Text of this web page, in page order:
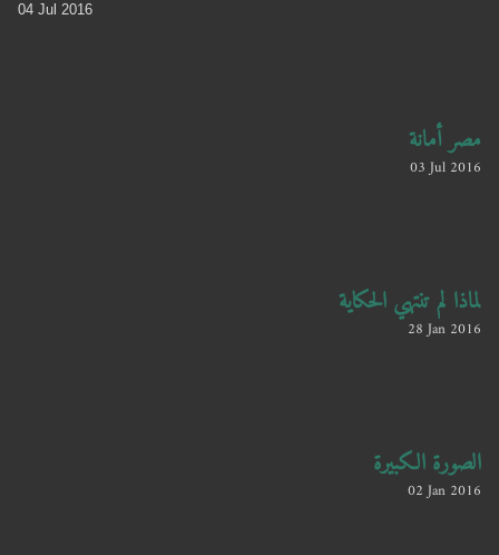
04 Jul 2016
مصر أمانة
03 Jul 2016
لماذا لم تنتهي الحكاية
28 Jan 2016
الصورة الكبيرة
02 Jan 2016